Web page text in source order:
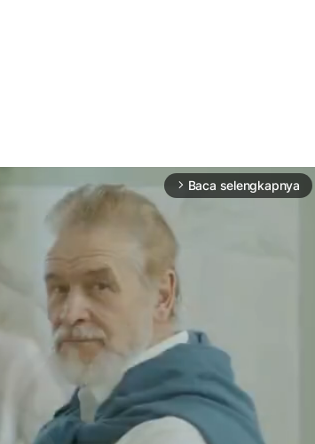
arrow_forward_ios Baca selengkapnya